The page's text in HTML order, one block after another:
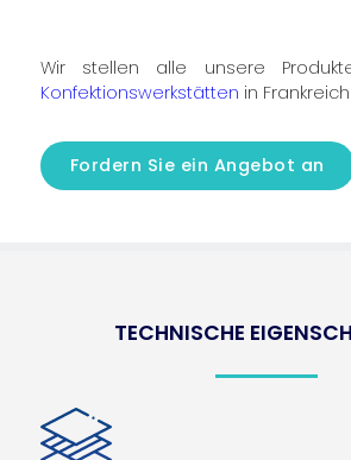
Wir stellen alle unsere
Konfektionswerkstätten in
Fordern Sie ein Angebot an
TECHNISCHE